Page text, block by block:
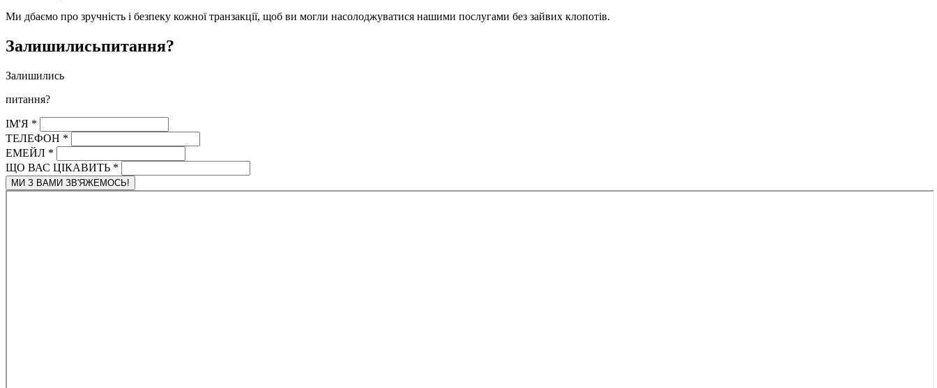
Ми дбаємо про зручність і безпеку кожної транзакції, щоб ви могли насолоджуватися нашими послугами без зайвих клопотів.
Залишилисьпитання?
Залишились
питання?
ІМ'Я *
ТЕЛЕФОН *
ЕМЕЙЛ *
ЩО ВАС ЦІКАВИТЬ *
МИ З ВАМИ ЗВ'ЯЖЕМОСЬ!